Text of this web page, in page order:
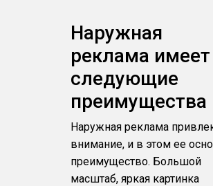
Наружная
реклама имеет
следующие
преимущества
Наружная реклама
внимание, и в этом ее
преимущество. Большой
масштаб, яркая картинка